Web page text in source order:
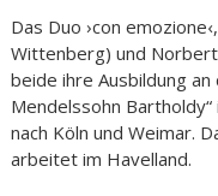
Das Duo ›con
Wittenberg) und
beide ihre Ausbildung an
Mendelssohn
nach Köln und Weimar.
arbeitet im Havelland.